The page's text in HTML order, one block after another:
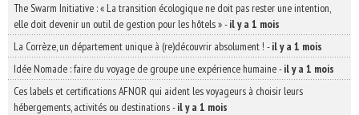
The Swarm Initiative : « La transition écologique ne doit pas rester une intention,
elle doit devenir un outil de gestion pour les hôtels »-il y a 1 mois
La Corrèze, un département unique à (re)découvrir absolument ! -il y a 1 mois
Idée Nomade : faire du voyage de groupe une expérience humaine-il y a 1 mois
Ces labels et certifications AFNOR qui aident les voyageurs à choisir leurs
hébergements, activités ou destinations-il y a 1 mois